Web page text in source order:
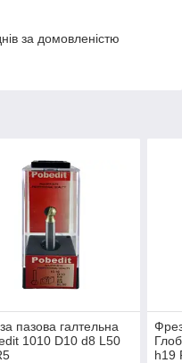
за домовленістю
пазова галтельна
1010 D10 d8 L50
h19